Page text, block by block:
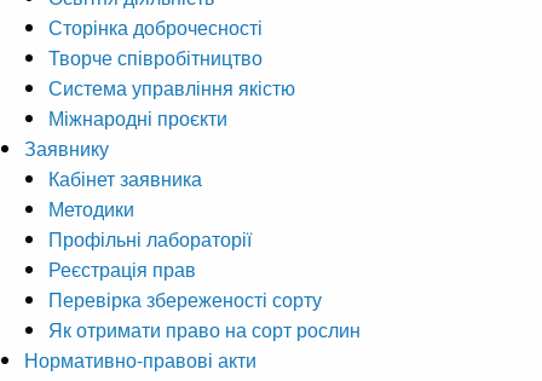
Сторінка доброчесності
Творче співробітництво
Система управління якістю
Міжнародні проєкти
Заявнику
Кабінет заявника
Методики
Профільні лабораторії
Реєстрація прав
Перевірка збереженості сорту
Як отримати право на сорт рослин
Нормативно-правові акти